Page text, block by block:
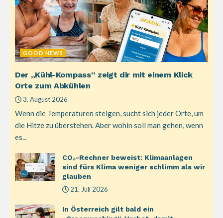
GOOD NEWS
Der „Kühl-Kompass“ zeigt dir mit einem Klick
Orte zum Abkühlen
3. August 2026
Wenn die Temperaturen steigen, sucht sich jeder Orte, um
die Hitze zu überstehen. Aber wohin soll man gehen, wenn
es...
CO₂-Rechner beweist: Klimaanlagen
sind fürs Klima weniger schlimm als wir
glauben
21. Juli 2026
In Österreich gilt bald ein